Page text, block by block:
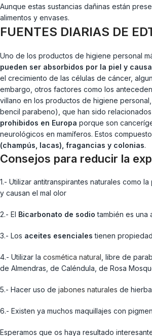
Aunque estas sustancias dañinas están
alimentos y envases.
FUENTES DIARIAS DE
Uno de los productos de higiene personal
pueden ser absorbidos por la piel y
el crecimiento de las células de cáncer,
embargo, otros factores como los
villano en los productos de higiene
bencil parabeno), que han sido
prohibidos en Europa porque son
neurológicos en mamíferos. Estos
(champús, lacas), fragancias y colonias.
Consejos para reducir la
1.- Utilizar antitranspirantes naturales como la
y causan el mal olor
2.- El Bicarbonato de sodiotambién es una
3.- Los aceites esenciales tienen
4.- Utilizar la cosmética natural , libre de
de Almendras, de Caléndula, de Rosa
5.- Hacer uso de jabones naturales de
6.- Existen ya muchos maquillajes con
Esperamos que os haya resultado